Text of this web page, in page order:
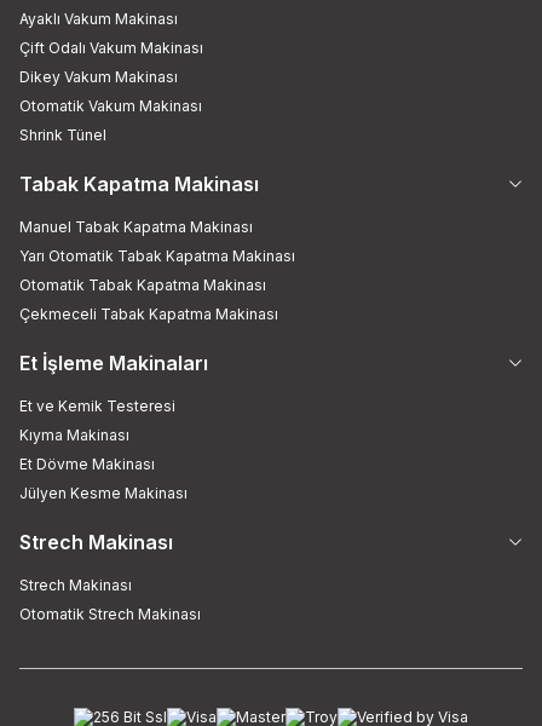
Ayaklı Vakum Makinası
Çift Odalı Vakum Makinası
Dikey Vakum Makinası
Otomatik Vakum Makinası
Shrink Tünel
Tabak Kapatma Makinası
Manuel Tabak Kapatma Makinası
Yarı Otomatik Tabak Kapatma Makinası
Otomatik Tabak Kapatma Makinası
Çekmeceli Tabak Kapatma Makinası
Et İşleme Makinaları
Et ve Kemik Testeresi
Kıyma Makinası
Et Dövme Makinası
Jülyen Kesme Makinası
Strech Makinası
Strech Makinası
Otomatik Strech Makinası